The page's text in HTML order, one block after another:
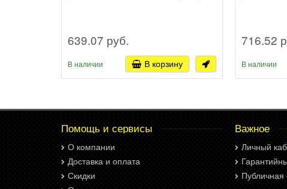
639.07 руб.
В наличии В корзину
716.52
В наличии
Помощь и сервисы
О компании
Доставка и оплата
Скидки
Важное
Личный